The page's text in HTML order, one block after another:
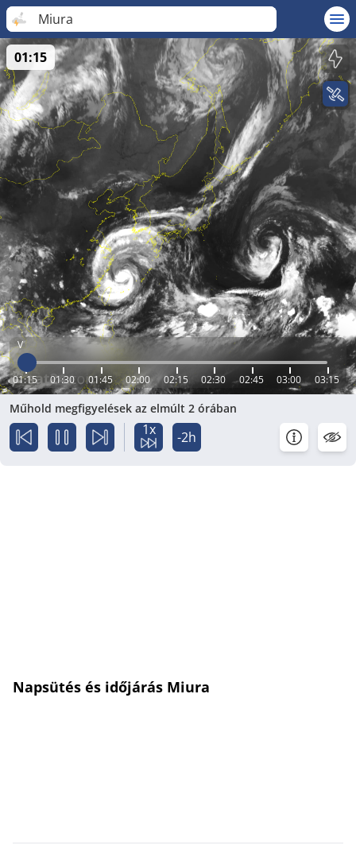
Miura
V
01:15 01:30 01:45 02:00 02:15 02:30 02:45 03:00 03:15
01:15
Műhold megfigyelések az elmúlt 2 órában
1x -2h
Napsütés és időjárás Miura